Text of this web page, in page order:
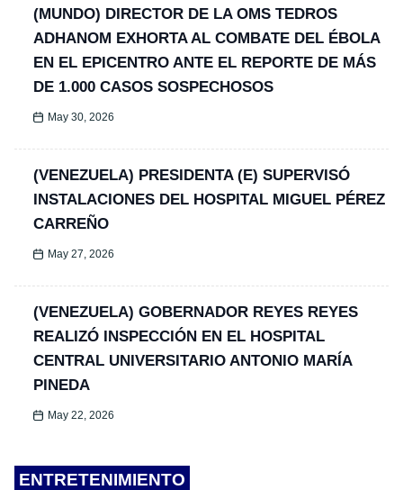
(MUNDO) DIRECTOR DE LA OMS TEDROS
ADHANOM EXHORTA AL COMBATE DEL ÉBOLA
EN EL EPICENTRO ANTE EL REPORTE DE MÁS
DE 1.000 CASOS SOSPECHOSOS
May 30, 2026
(VENEZUELA) PRESIDENTA (E) SUPERVISÓ
INSTALACIONES DEL HOSPITAL MIGUEL PÉREZ
CARREÑO
May 27, 2026
(VENEZUELA) GOBERNADOR REYES REYES
REALIZÓ INSPECCIÓN EN EL HOSPITAL
CENTRAL UNIVERSITARIO ANTONIO MARÍA
PINEDA
May 22, 2026
ENTRETENIMIENTO